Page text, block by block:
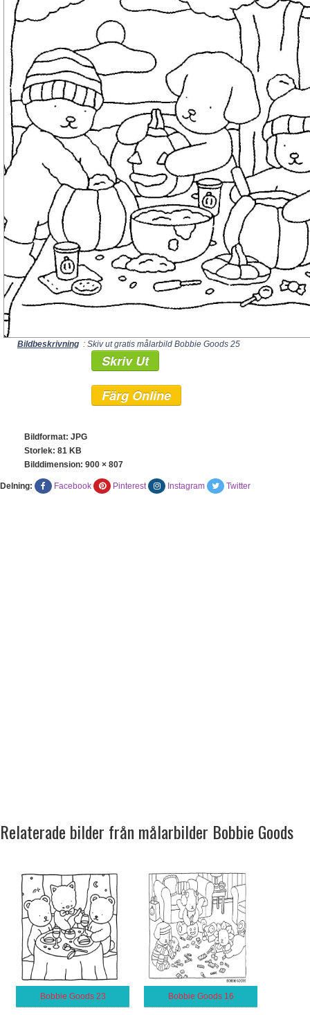
Bildbeskrivning : Skiv ut gratis målarbild Bobbie Goods 25
Skriv Ut
Färg Online
Bildformat: JPG
Storlek: 81 KB
Bilddimension: 900 × 807
Delning: Facebook Pinterest Instagram Twitter
Relaterade bilder från målarbilder Bobbie Goods
Bobbie Goods 23 Bobbie Goods 16